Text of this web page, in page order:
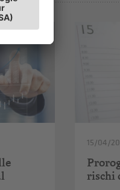
15/04/
rischi